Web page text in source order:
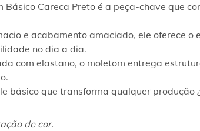
Careca Preto é a peça-chave que
e acabamento amaciado, ele oferece
no dia a dia.
com elastano, o moletom entrega
básico que transforma qualquer produção
de cor.